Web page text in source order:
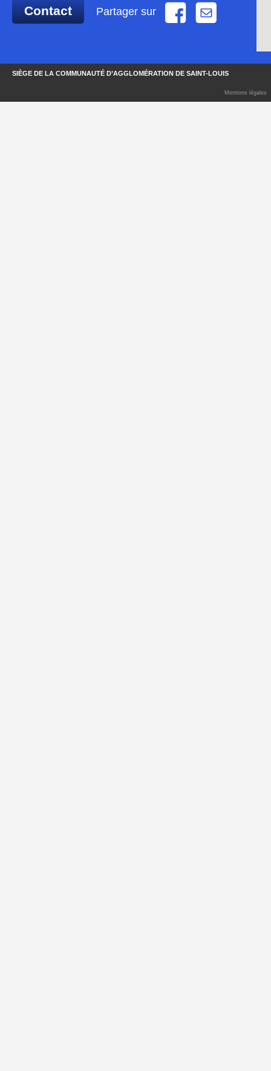
Contact Partager sur
SIÈGE DE LA COMMUNAUTÉ D’AGGLOMÉRATION DE SAINT-LOUIS
Mentions légales